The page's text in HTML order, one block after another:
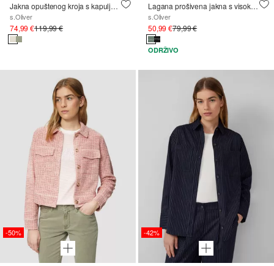
Jakna opuštenog kroja s kapuljačom
s.Oliver
74,99 €119,99 €
Lagana prošivena jakna s visokim ovratnikom
s.Oliver
50,99 €79,99 €
ODRŽIVO
-50% -42%